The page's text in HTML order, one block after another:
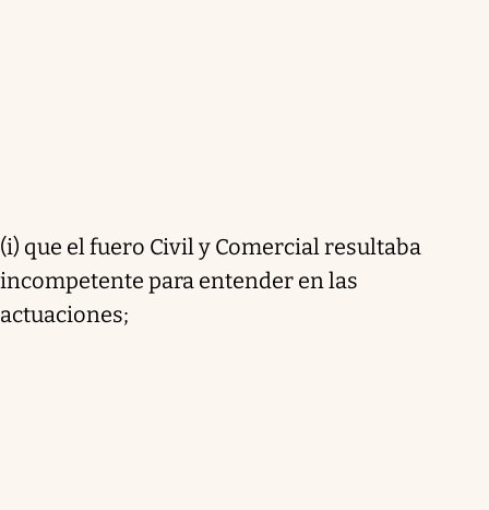
(i) que el fuero Civil y Comercial resultaba
incompetente para entender en las
actuaciones;